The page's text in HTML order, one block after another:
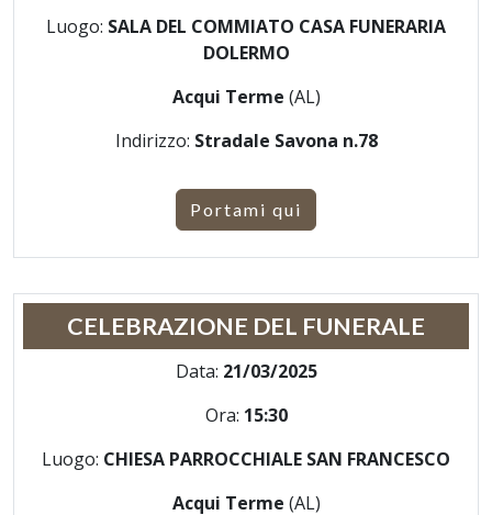
Luogo: SALA DEL COMMIATO CASA FUNERARIA
DOLERMO
Acqui Terme (AL)
Indirizzo: Stradale Savona n.78
Portami qui
CELEBRAZIONE DEL FUNERALE
Data: 21/03/2025
Ora: 15:30
Luogo: CHIESA PARROCCHIALE SAN FRANCESCO
Acqui Terme (AL)